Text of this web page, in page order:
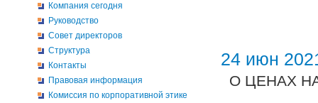
Компания сегодня
Руководство
Совет директоров
Структура
Контакты
Правовая информация
Комиссия по корпоративной этике
24 июн
О ЦЕНАХ